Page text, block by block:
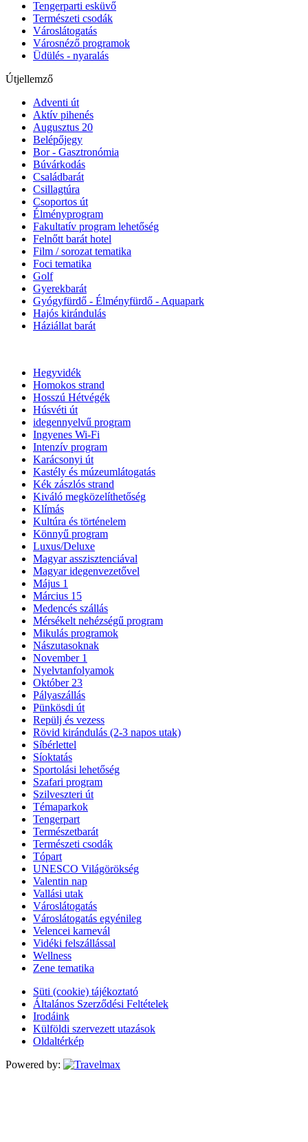
Tengerparti esküvő
Természeti csodák
Városlátogatás
Városnéző programok
Üdülés - nyaralás
Útjellemző
Adventi út
Aktív pihenés
Augusztus 20
Belépőjegy
Bor - Gasztronómia
Búvárkodás
Családbarát
Csillagtúra
Csoportos út
Élményprogram
Fakultatív program lehetőség
Felnőtt barát hotel
Film / sorozat tematika
Foci tematika
Golf
Gyerekbarát
Gyógyfürdő - Élményfürdő - Aquapark
Hajós kirándulás
Háziállat barát
Hegyvidék
Homokos strand
Hosszú Hétvégék
Húsvéti út
idegennyelvű program
Ingyenes Wi-Fi
Intenzív program
Karácsonyi út
Kastély és múzeumlátogatás
Kék zászlós strand
Kiváló megközelíthetőség
Klímás
Kultúra és történelem
Könnyű program
Luxus/Deluxe
Magyar asszisztenciával
Magyar idegenvezetővel
Május 1
Március 15
Medencés szállás
Mérsékelt nehézségű program
Mikulás programok
Nászutasoknak
November 1
Nyelvtanfolyamok
Október 23
Pályaszállás
Pünkösdi út
Repülj és vezess
Rövid kirándulás (2-3 napos utak)
Síbérlettel
Síoktatás
Sportolási lehetőség
Szafari program
Szilveszteri út
Témaparkok
Tengerpart
Természetbarát
Természeti csodák
Tópart
UNESCO Világörökség
Valentin nap
Vallási utak
Városlátogatás
Városlátogatás egyénileg
Velencei karnevál
Vidéki felszállással
Wellness
Zene tematika
Süti (cookie) tájékoztató
Általános Szerződési Feltételek
Irodáink
Külföldi szervezett utazások
Oldaltérkép
Powered by: